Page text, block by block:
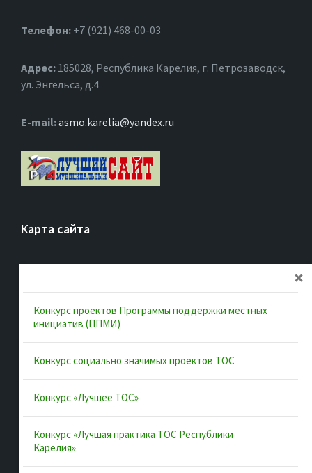
Телефон: +7 (921) 468-00-03
Адрес: 185028, Республика Карелия, г. Петрозаводск,
ул. Энгельса, д.4
Е-mail:asmo.karelia@yandex.ru
Карта сайта
Об ассоциации
Документы
Муниципальные образования
Конкурсы и лучшие практики
Контакты
Полезные ссылки
Конкурс проектов Программы поддержки местных
инициатив (ППМИ)
Конкурс социально значимых проектов ТОС
Конкурс «Лучшее ТОС»
Конкурс «Лучшая практика ТОС Республики
Карелия»